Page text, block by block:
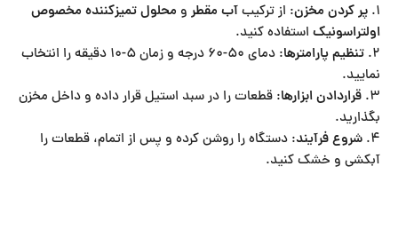
۱. پر کردن مخزن: از ترکیبآب مقطر و محلول تمیزکننده مخصوص
اولتراسونیک استفاده کنید.
۲. تنظیم پارامترها
: دمای ۵۰-۶۰ درجه و زمان ۵-۱۰ دقیقه را انتخاب
نمایید.
۳. قراردادن ابزارها: قطعات را در سبد استیل قرار داده و داخل مخزن
بگذارید.
۴. شروع فرآیند: دستگاه را روشن کرده و پس از اتمام، قطعات را
آبکشی و خشک کنید.